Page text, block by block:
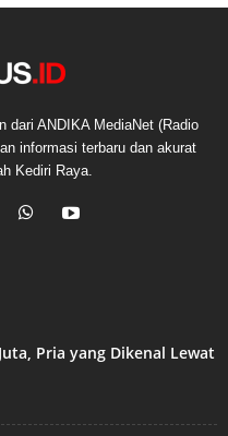
dari ANDIKA MediaNet (Radio
informasi terbaru dan akurat
Kediri Raya.
Pria yang Dikenal Lewat